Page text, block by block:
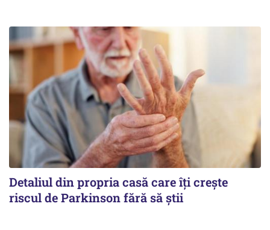
Detaliul din propria casă care îți crește
riscul de Parkinson fără să știi